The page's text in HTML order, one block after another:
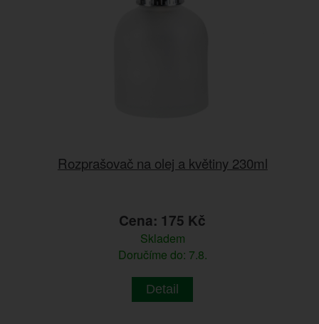
Rozprašovač na olej a květiny 230ml
Cena: 175 Kč
Skladem
Doručíme do: 7.8.
Detail